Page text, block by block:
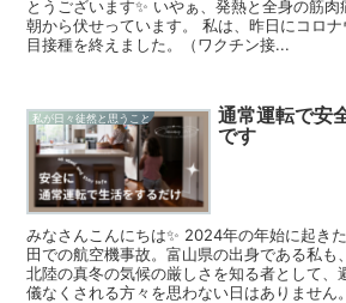
とうございます✨ いやぁ、発熱と全身の筋
朝から伏せっています。 私は、昨日にコロ
目接種を終えました。（ワクチン接...
私が日々徒然と思うこと
通常運転で安
です
みなさんこんにちは✨ 2024年の年始に起き
田での航空機事故。富山県の出身である私も
北陸の真冬の気候の厳しさを知る者として、
儀なくされる方々を思わない日はありません